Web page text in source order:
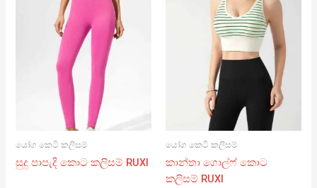
යෝග කෙටි කලිසම්
සුදු පාපැදි කොට කලිසම් RUXI
යෝග කෙටි කලිසම්
කාන්තා ගොල්ෆ් කොට
කලිසම් RUXI